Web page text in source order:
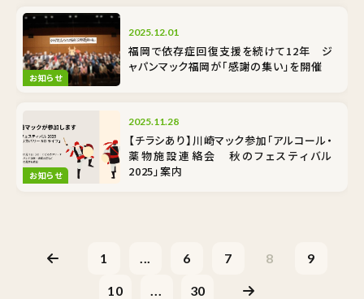
お知らせ
2025.12.01
福岡で依存症回復支援を続けて12年 ジ
ャパンマック福岡が「感謝の集い」を開催
お知らせ
2025.11.28
【チラシあり】川崎マック参加「アルコール・
薬物施設連絡会 秋のフェスティバル
2025」案内
1 ... 6 7 8 9
10 ... 30